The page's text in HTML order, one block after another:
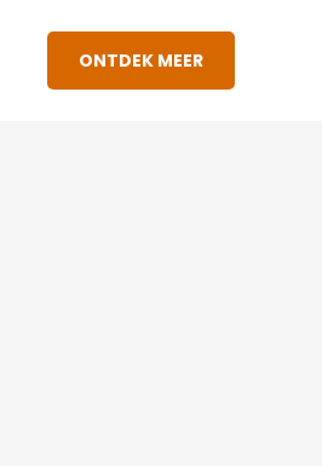
ONTDEK MEER